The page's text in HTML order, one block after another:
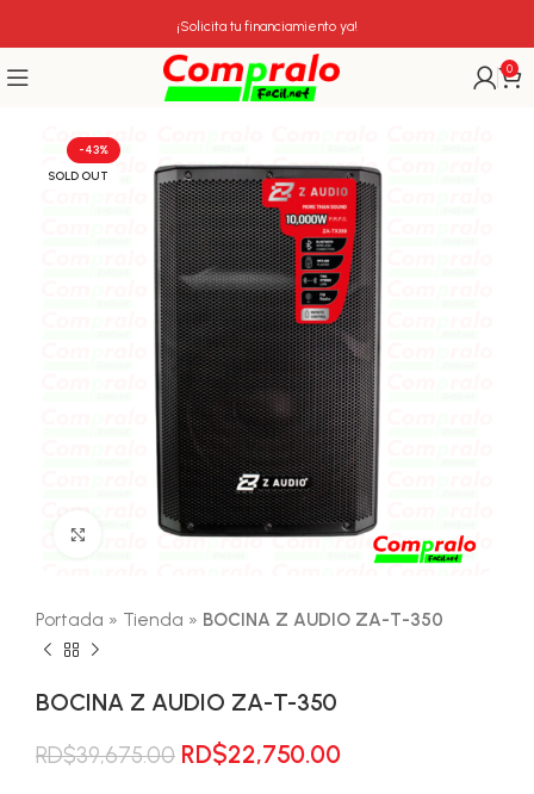
¡Solicita tu financiamiento ya!
0
-43%
SOLD OUT
Click para agrandar
Portada » Tienda » BOCINA Z AUDIO ZA-T-350
BOCINA Z AUDIO ZA-T-350
RD$39,675.00 El
RD$22,750.00El